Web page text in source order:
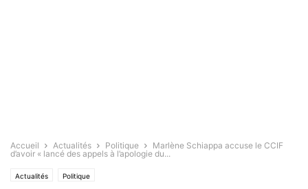
Accueil Actualités Politique
Marlène Schiappa accuse le CCIF
d’avoir « lancé des appels à l’apologie du...
Actualités Politique